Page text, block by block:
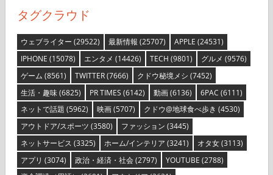
タグクラウド
ウェブライター (29522) 最新情報 (25707) APPLE (24531)
IPHONE (15078) エンタメ (14426) TECH (9801) グルメ (9576)
ゲーム (8561) TWITTER(7666) クドウ秘境メシ (7452)
生活・趣味(6825) PR TIMES (6142) 動画(6136) 6PAC (6111)
ネットで話題 (5962) 映画(5707) クドウ@地球食べ歩き (4530)
アウトドア/スポーツ (3580) ファッション (3445)
ネットサービス (3325) ホーム/インテリア (3241) オタ女(3113)
アプリ (3074) 政治・経済・社会(2797) YOUTUBE (2788)